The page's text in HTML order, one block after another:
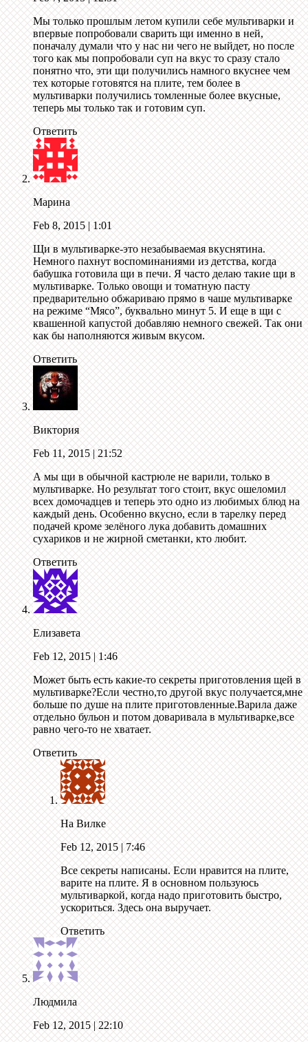
Мы только прошлым летом купили себе мультиварки и
впервые попробовали сварить щи именно в ней,
поначалу думали что у нас ни чего не выйдет, но после
того как мы попробовали суп на вкус то сразу стало
понятно что, эти щи получились намного вкуснее чем
тех которые готовятся на плите, тем более в
мультиварки получились томленные более вкусные,
теперь мы только так и готовим суп.
Ответить
Марина
Feb 8, 2015| 1:01
Щи в мультиварке-это незабываемая вкуснятина.
Немного пахнут воспоминаниями из детства, когда
бабушка готовила щи в печи. Я часто делаю такие щи в
мультиварке. Только овощи и томатную пасту
предварительно обжариваю прямо в чаше мультиварке
на режиме “Мясо”, буквально минут 5. И еще в щи с
квашенной капустой добавляю немного свежей. Так они
как бы наполняются живым вкусом.
Ответить
Виктория
Feb 11, 2015 | 21:52
А мы щи в обычной кастрюле не варили, только в
мультиварке. Но результат того стоит, вкус ошеломил
всех домочадцев и теперь это одно из любимых блюд на
каждый день. Особенно вкусно, если в тарелку перед
подачей кроме зелёного лука добавить домашних
сухариков и не жирной сметанки, кто любит.
Ответить
Елизавета
Feb 12, 2015 | 1:46
Может быть есть какие-то секреты приготовления щей в
мультиварке?Если честно,то другой вкус получается,мне
больше по душе на плите приготовленные.Варила даже
отдельно бульон и потом доваривала в мультиварке,все
равно чего-то не хватает.
Ответить
На Вилке
Feb 12, 2015 | 7:46
Все секреты написаны. Если нравится на плите,
варите на плите. Я в основном пользуюсь
мультиваркой, когда надо приготовить быстро,
ускориться. Здесь она выручает.
Ответить
Людмила
Feb 12, 2015 | 22:10